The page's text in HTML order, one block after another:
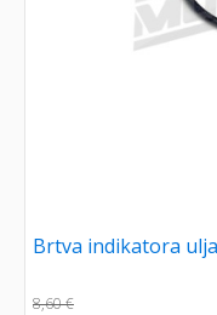
Brtva indikatora
8,60€